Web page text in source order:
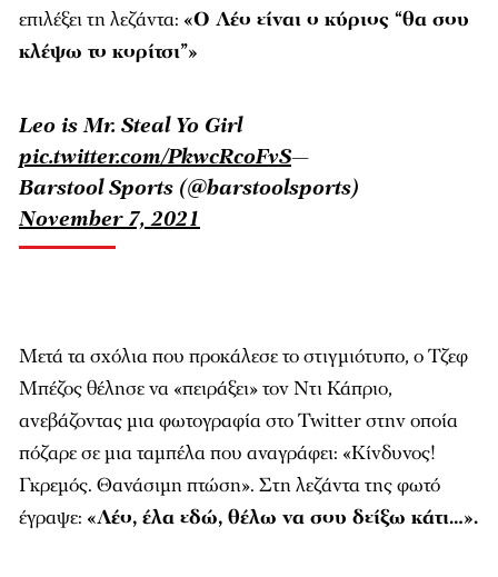
επιλέξει τη λεζάντα: «Ο Λέο είναι ο κύριος “θα σου
κλέψω το κορίτσι”»
Leo is Mr. Steal Yo Girl
pic.twitter.com/PkwcRcoFvS—
Barstool Sports (@barstoolsports)
November 7, 2021
Μετά τα σχόλια που προκάλεσε το στιγμιότυπο, ο Τζεφ
Μπέζος θέλησε να «πειράξει» τον Ντι Κάπριο,
ανεβάζοντας μια φωτογραφία στο Twitter στην οποία
πόζαρε σε μια ταμπέλα που αναγράφει: «Κίνδυνος!
Γκρεμός. Θανάσιμη πτώση». Στη λεζάντα της φωτό
έγραψε: «Λέο, έλα εδώ, θέλω να σου δείξω κάτι…».